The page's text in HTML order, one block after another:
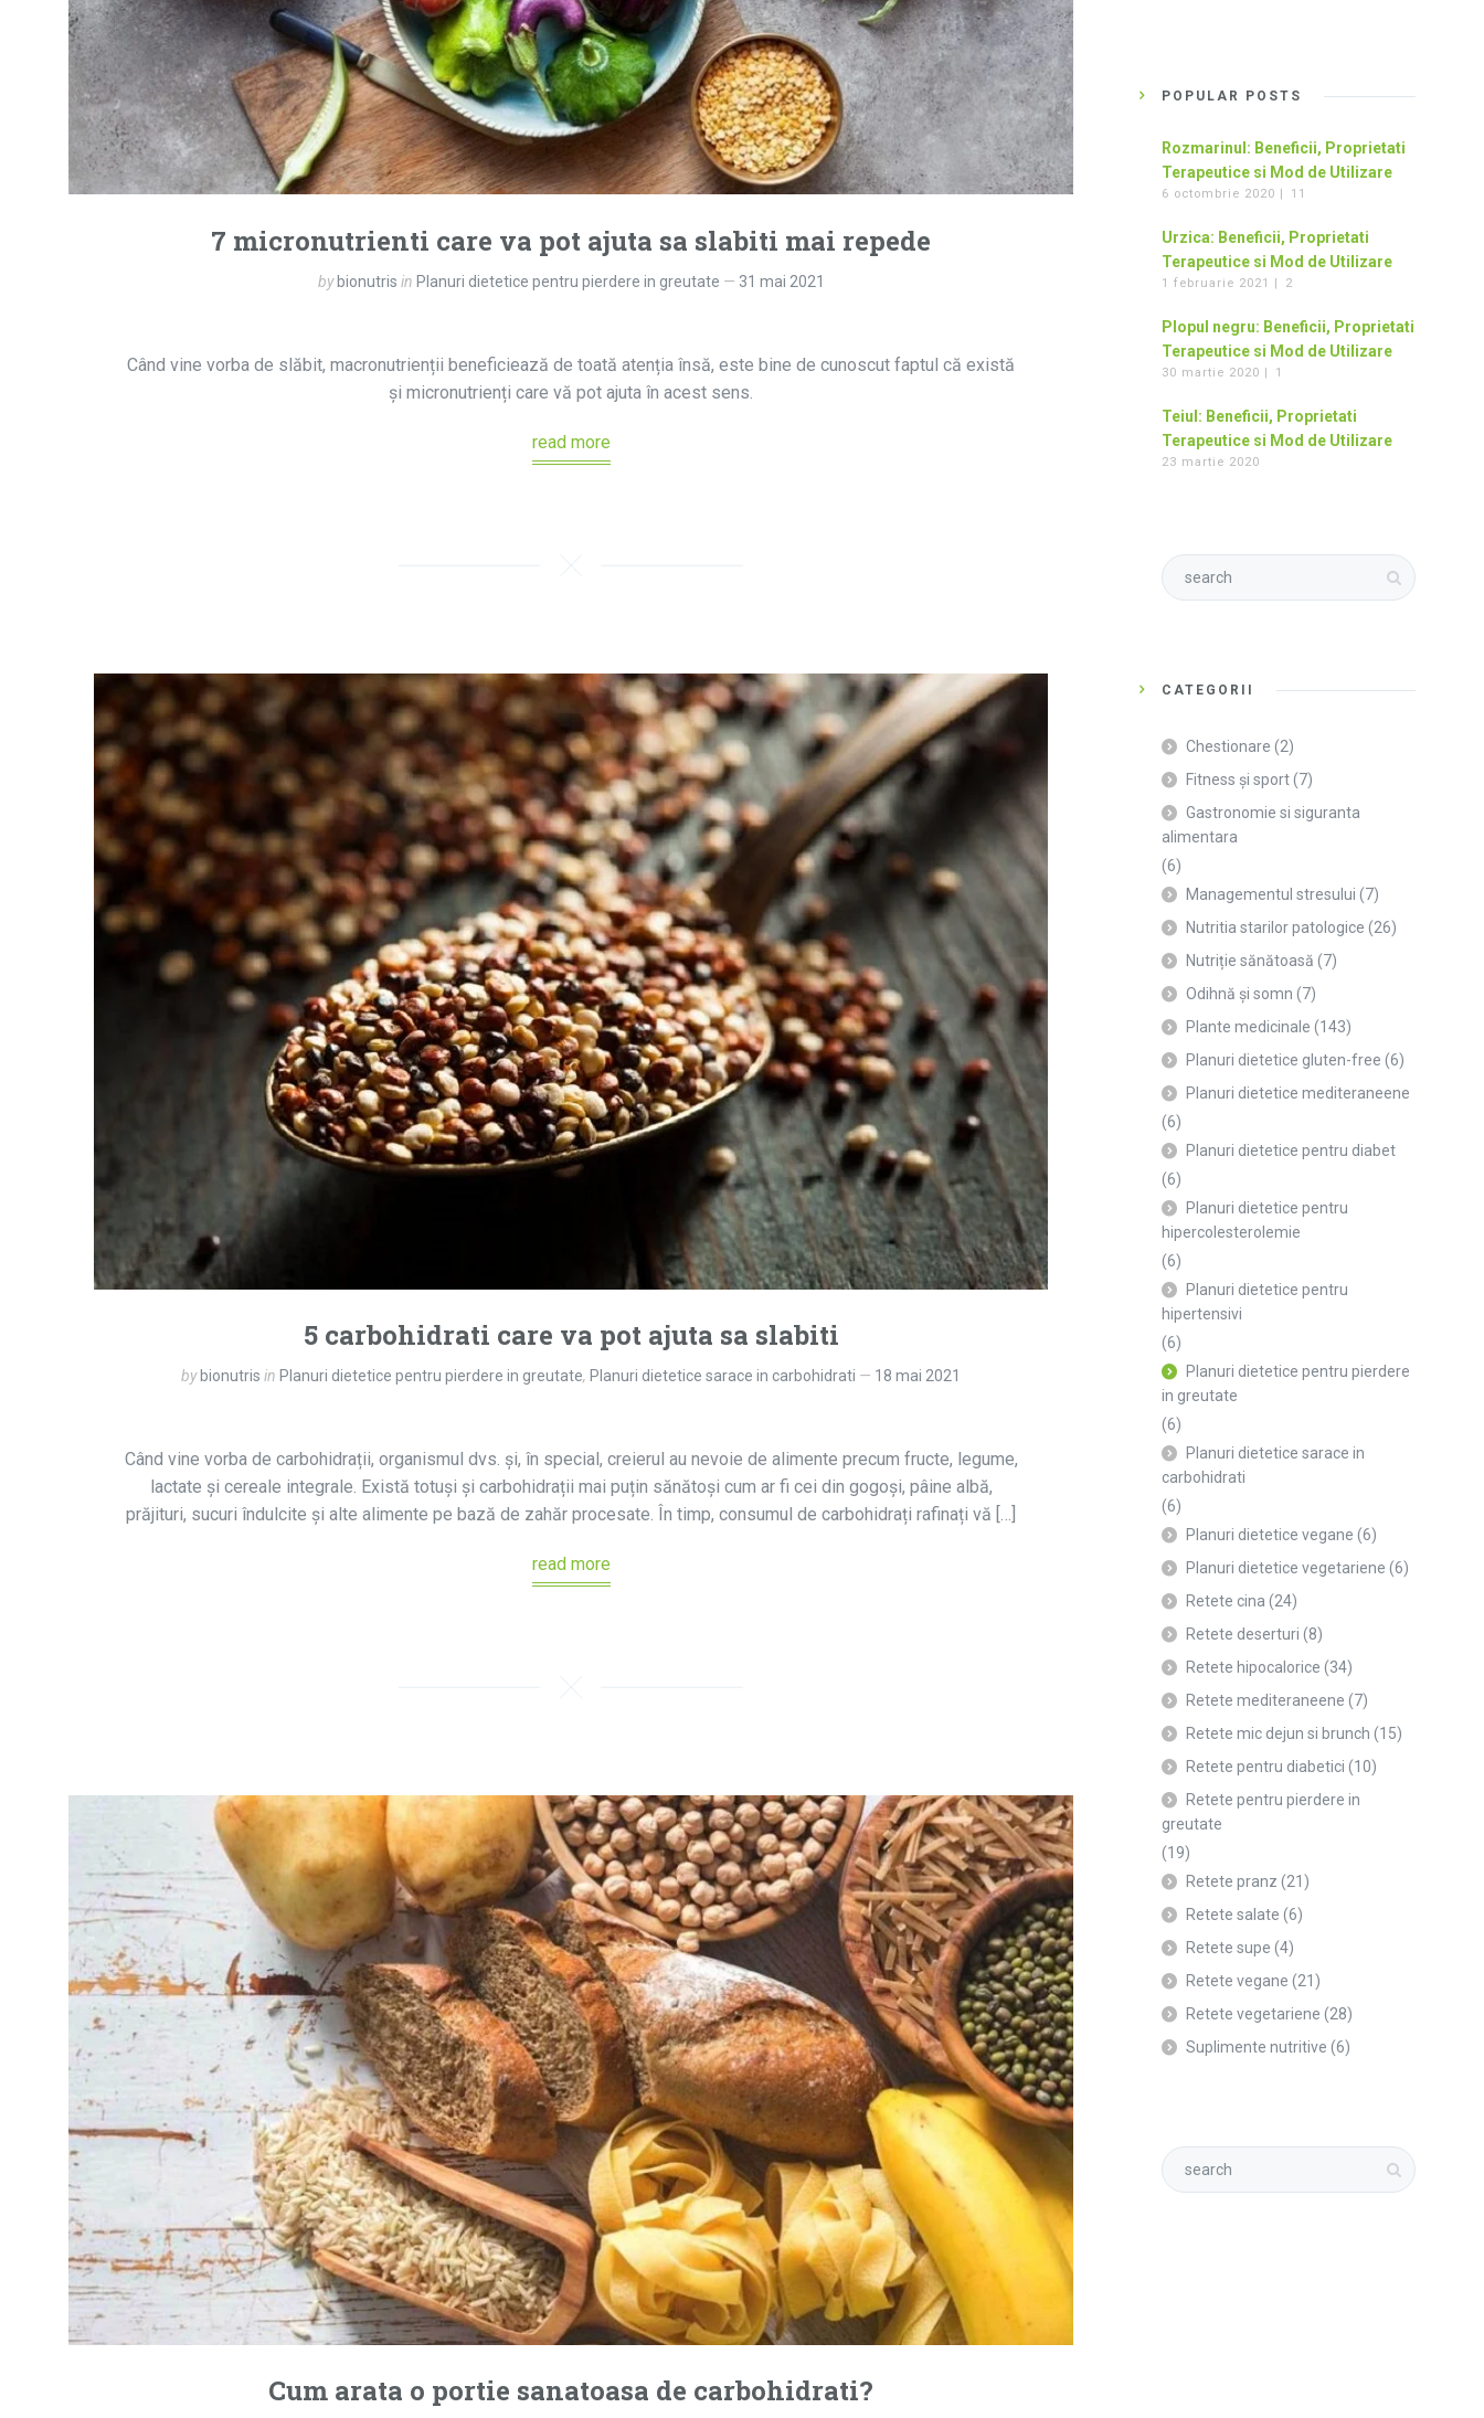
7 micronutrienti care va pot ajuta sa slabiti mai repede
by bionutris in Planuri dietetice pentru pierdere in greutate 31 mai 2021
Când vine vorba de slăbit, macronutrienții beneficiează de toată atenția însă, este bine de cunoscut faptul că există
și micronutrienți care vă pot ajuta în acest sens.
read more
5 carbohidrati care va pot ajuta sa slabiti
by bionutris in Planuri dietetice pentru pierdere in greutate, Planuri dietetice sarace in carbohidrati 18 mai 2021
Când vine vorba de carbohidrații, organismul dvs. și, în special, creierul au nevoie de alimente precum fructe, legume,
lactate și cereale integrale. Există totuși și carbohidrații mai puțin sănătoși cum ar fi cei din gogoși, pâine albă,
prăjituri, sucuri îndulcite și alte alimente pe bază de zahăr procesate. În timp, consumul de carbohidrați rafinați vă […]
read more
Cum arata o portie sanatoasa de carbohidrati?
POPULAR POSTS
Rozmarinul: Beneficii, Proprietati
Terapeutice si Mod de Utilizare
6 octombrie 2020 | 11
Urzica: Beneficii, Proprietati
Terapeutice si Mod de Utilizare
1 februarie 2021 | 2
Plopul negru: Beneficii, Proprietati
Terapeutice si Mod de Utilizare
30 martie 2020 | 1
Teiul: Beneficii, Proprietati
Terapeutice si Mod de Utilizare
23 martie 2020
CATEGORII
Chestionare (2)
Fitness și sport(7)
Gastronomie si siguranta
alimentara
(6)
Managementul stresului (7)
Nutritia starilor patologice (26)
Nutriție sănătoasă (7)
Odihnă și somn (7)
Plante medicinale (143)
Planuri dietetice gluten-free (6)
Planuri dietetice mediteraneene
(6)
Planuri dietetice pentru diabet
(6)
Planuri dietetice pentru
hipercolesterolemie
(6)
Planuri dietetice pentru
hipertensivi
(6)
Planuri dietetice pentru pierdere
in greutate
(6)
Planuri dietetice sarace in
carbohidrati
(6)
Planuri dietetice vegane (6)
Planuri dietetice vegetariene (6)
Retete cina (24)
Retete deserturi (8)
Retete hipocalorice (34)
Retete mediteraneene (7)
Retete mic dejun si brunch (15)
Retete pentru diabetici (10)
Retete pentru pierdere in
greutate
(19)
Retete pranz (21)
Retete salate (6)
Retete supe (4)
Retete vegane (21)
Retete vegetariene (28)
Suplimente nutritive (6)